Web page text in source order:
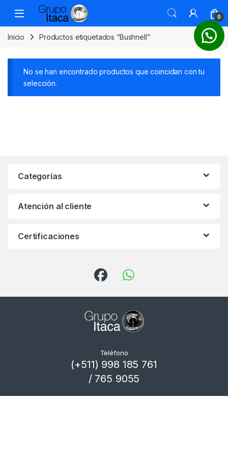
0
Inicio Productos etiquetados “Bushnell”
No se han encontrado productos que coincidan con tu
selección.
Categorías
Atención al cliente
Certificaciones
Teléfono
(+511) 998 185 761
/ 765 9055